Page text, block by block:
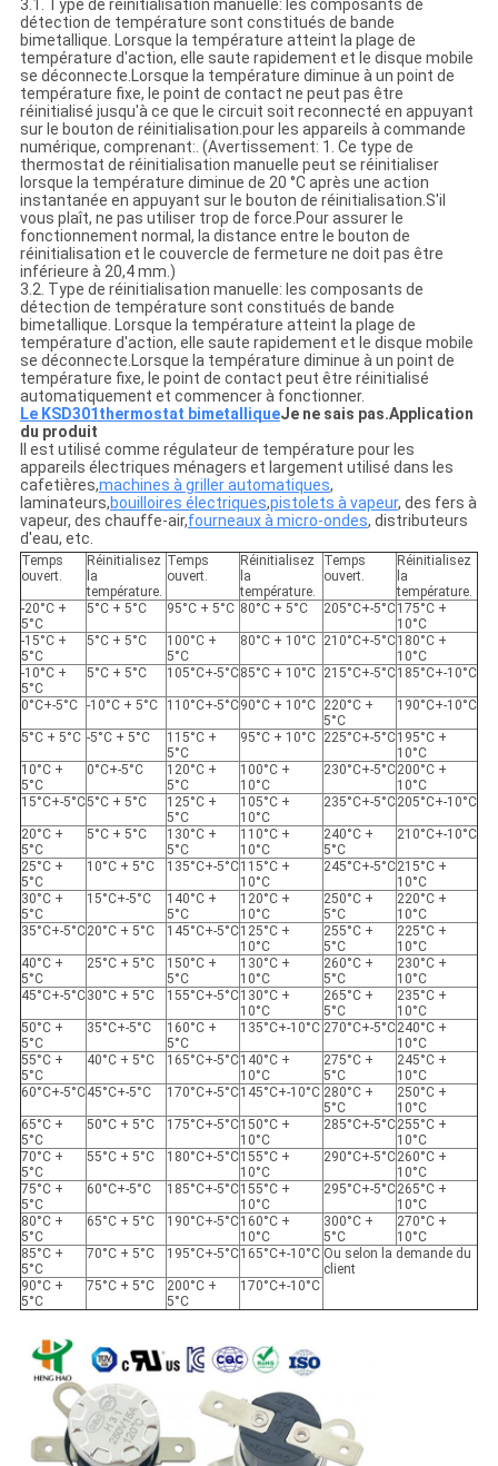
3.1. Type de réinitialisation manuelle: les composants de
détection de température sont constitués de bande
bimetallique. Lorsque la température atteint la plage de
température d'action, elle saute rapidement et le disque mobile
se déconnecte.Lorsque la température diminue à un point de
température fixe, le point de contact ne peut pas être
réinitialisé jusqu'à ce que le circuit soit reconnecté en appuyant
sur le bouton de réinitialisation.pour les appareils à commande
numérique, comprenant:. (Avertissement: 1. Ce type de
thermostat de réinitialisation manuelle peut se réinitialiser
lorsque la température diminue de 20 °C après une action
instantanée en appuyant sur le bouton de réinitialisation.S'il
vous plaît, ne pas utiliser trop de force.Pour assurer le
fonctionnement normal, la distance entre le bouton de
réinitialisation et le couvercle de fermeture ne doit pas être
inférieure à 20,4 mm.)
3.2. Type de réinitialisation manuelle: les composants de
détection de température sont constitués de bande
bimetallique. Lorsque la température atteint la plage de
température d'action, elle saute rapidement et le disque mobile
se déconnecte.Lorsque la température diminue à un point de
température fixe, le point de contact peut être réinitialisé
automatiquement et commencer à fonctionner.
Le KSD301 thermostat bimetalliqueJe ne sais pas.Application
du produit
Il est utilisé comme régulateur de température pour les
appareils électriques ménagers et largement utilisé dans les
cafetières,machines à griller automatiques,
laminateurs,bouilloires électriques,pistolets à vapeur, des fers à
vapeur, des chauffe-air,fourneaux à micro-ondes, distributeurs
d'eau, etc.
Temps
ouvert.
Réinitialisez
la
température.
Temps
ouvert.
Réinitialisez
la
température.
Temps
ouvert.
Réinitialisez
la
température.
-20°C +
5°C
5°C + 5°C 95°C + 5°C 80°C + 5°C 205°C+-5°C175°C +
10°C
-15°C +
5°C
5°C + 5°C
100°C +
5°C
80°C + 10°C 210°C+-5°C180°C +
10°C
-10°C +
5°C
5°C + 5°C 105°C+-5°C85°C + 10°C 215°C+-5°C185°C+-10°C
0°C+-5°C -10°C + 5°C 110°C+-5°C90°C + 10°C 220°C +
5°C
190°C+-10°C
5°C + 5°C -5°C + 5°C
115°C +
5°C
95°C + 10°C 225°C+-5°C195°C +
10°C
10°C +
5°C
0°C+-5°C
120°C +
5°C
100°C +
10°C
230°C+-5°C200°C +
10°C
15°C+-5°C5°C + 5°C
125°C +
5°C
105°C +
10°C
235°C+-5°C205°C+-10°C
20°C +
5°C
5°C + 5°C
130°C +
5°C
110°C +
10°C
240°C +
5°C
210°C+-10°C
25°C +
5°C
10°C + 5°C 135°C+-5°C115°C +
10°C
245°C+-5°C215°C +
10°C
30°C +
5°C
15°C+-5°C
140°C +
5°C
120°C +
10°C
250°C +
5°C
220°C +
10°C
35°C+-5°C20°C + 5°C 145°C+-5°C125°C +
10°C
255°C +
5°C
225°C +
10°C
40°C +
5°C
25°C + 5°C
150°C +
5°C
130°C +
10°C
260°C +
5°C
230°C +
10°C
45°C+-5°C30°C + 5°C 155°C+-5°C130°C +
10°C
265°C +
5°C
235°C +
10°C
50°C +
5°C
35°C+-5°C
160°C +
5°C
135°C+-10°C 270°C+-5°C240°C +
10°C
55°C +
5°C
40°C + 5°C 165°C+-5°C140°C +
10°C
275°C +
5°C
245°C +
10°C
60°C+-5°C45°C+-5°C 170°C+-5°C145°C+-10°C 280°C +
5°C
250°C +
10°C
65°C +
5°C
50°C + 5°C 175°C+-5°C150°C +
10°C
285°C+-5°C255°C +
10°C
70°C +
5°C
55°C + 5°C 180°C+-5°C155°C +
10°C
290°C+-5°C260°C +
10°C
75°C +
5°C
60°C+-5°C 185°C+-5°C155°C +
10°C
295°C+-5°C265°C +
10°C
80°C +
5°C
65°C + 5°C 190°C+-5°C160°C +
10°C
300°C +
5°C
270°C +
10°C
85°C +
5°C
70°C + 5°C 195°C+-5°C165°C+-10°C Ou selon la demande du
client
90°C +
5°C
75°C + 5°C
200°C +
5°C
170°C+-10°C